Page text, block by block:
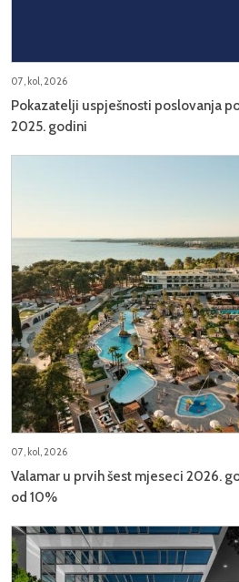
07, kol, 2026
Pokazatelji uspješnosti poslovanja
2025. godini
07, kol, 2026
Valamar u prvih šest mjeseci 2026.
od 10%